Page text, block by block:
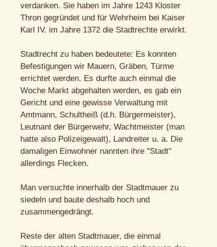
verdanken. Sie haben im Jahre 1243 Kloster
Thron gegründet und für Wehrheim bei Kaiser
Karl IV. im Jahre 1372 die Stadtrechte erwirkt.
Stadtrecht zu haben bedeutete: Es konnten
Befestigungen wir Mauern, Gräben, Türme
errichtet werden. Es durfte auch einmal die
Woche Markt abgehalten werden, es gab ein
Gericht und eine gewisse Verwaltung mit
Amtmann, Schultheiß (d.h. Bürgermeister),
Leutnant der Bürgerwehr, Wachtmeister (man
hatte also Polizeigewalt), Landreiter u. a. Die
damaligen Einwohner nannten ihre "Stadt"
allerdings Flecken.
Man versuchte innerhalb der Stadtmauer zu
siedeln und baute deshalb hoch und
zusammengedrängt.
Reste der alten Stadtmauer, die einmal